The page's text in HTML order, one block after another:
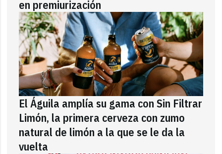
en premiurización
El Águila amplía su gama con Sin Filtrar
Limón, la primera cerveza con zumo
natural de limón a la que se le da la
vuelta